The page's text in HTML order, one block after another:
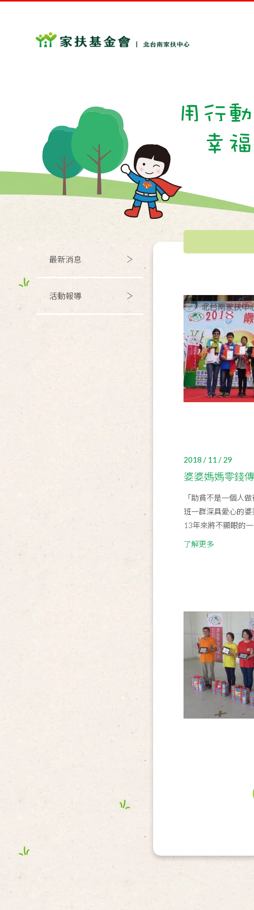
最新消息
活動報導
2018 / 11 / 29
婆婆媽媽零錢
「助貧不是一個人
班一群深具愛心的
13年來將不顯眼的
了解更多